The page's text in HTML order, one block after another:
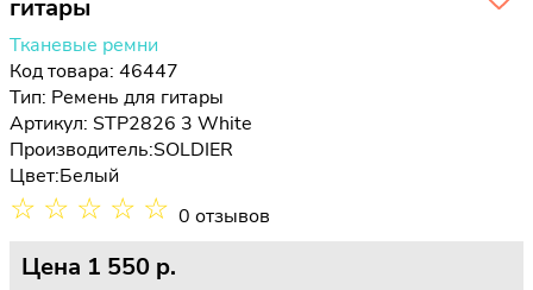
гитары
Тканевые ремни
Код товара: 46447
Тип: Ремень для гитары
Артикул: STP2826 3 White
Производитель:SOLDIER
Цвет:Белый
☆ ☆ ☆ ☆ ☆ 0 отзывов
Цена 1 550 p.